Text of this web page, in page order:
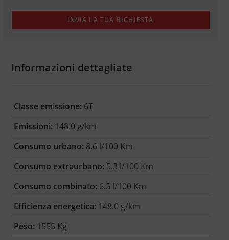
Informazioni dettagliate
Classe emissione: 6T
Emissioni: 148.0 g/km
Consumo urbano: 8.6 l/100 Km
Consumo extraurbano: 5.3 l/100 Km
Consumo combinato: 6.5 l/100 Km
Efficienza energetica: 148.0 g/km
Peso: 1555 Kg